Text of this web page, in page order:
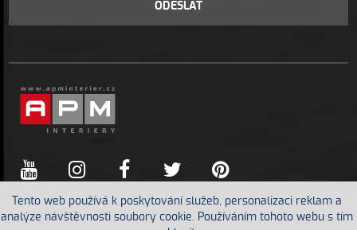
ODESLAT
Tento web používá k poskytování služeb, personalizaci reklam a
analýze návštěvnosti soubory cookie. Používáním tohoto webu s tím